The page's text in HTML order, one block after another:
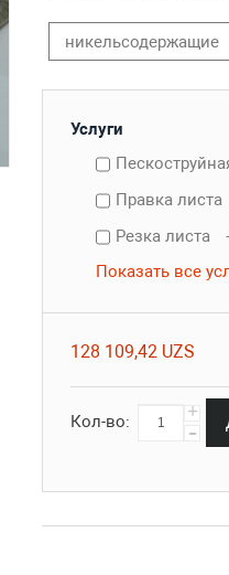
никельсодержащие
Услуги
Правка листа
Резка листа
Показать все
128 109,42 UZS
Кол-во: +
-